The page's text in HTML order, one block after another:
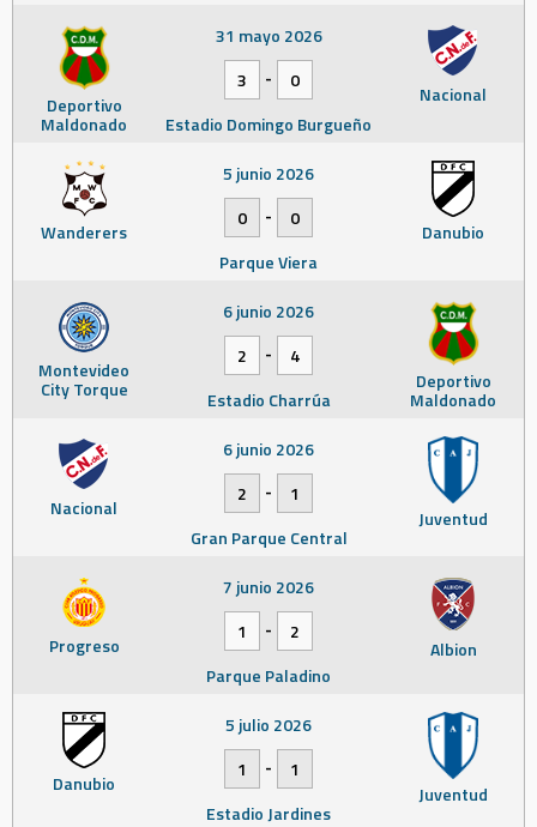
Deportivo
Maldonado
Nacional
31 mayo 2026
3
-
0
Estadio Domingo Burgueño
Wanderers Danubio
5 junio 2026
0
-
0
Parque Viera
Montevideo
City Torque Deportivo
Maldonado
6 junio 2026
2
-
4
Estadio Charrúa
Nacional Juventud
6 junio 2026
2
-
1
Gran Parque Central
Progreso Albion
7 junio 2026
1
-
2
Parque Paladino
Danubio Juventud
5 julio 2026
1
-
1
Estadio Jardines